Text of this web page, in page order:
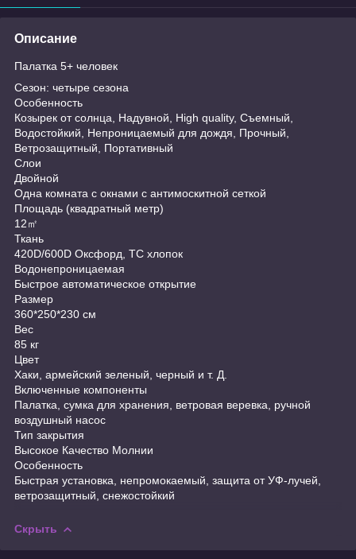
Описание
Палатка 5+ человек
Сезон: четыре сезона
Особенность
Козырек от солнца, Надувной, High quality, Съемный,
Водостойкий, Непроницаемый для дождя, Прочный,
Ветрозащитный, Портативный
Слои
Двойной
Одна комната с окнами с антимоскитной сеткой
Площадь (квадратный метр)
12㎡
Ткань
420D/600D Оксфорд, TC хлопок
Водонепроницаемая
Быстрое автоматическое открытие
Размер
360*250*230 см
Вес
85 кг
Цвет
Хаки, армейский зеленый, черный и т. Д.
Включенные компоненты
Палатка, сумка для хранения, ветровая веревка, ручной
воздушный насос
Тип закрытия
Высокое Качество Молнии
Особенность
Быстрая установка, непромокаемый, защита от УФ-лучей,
ветрозащитный, снежостойкий
Скрыть